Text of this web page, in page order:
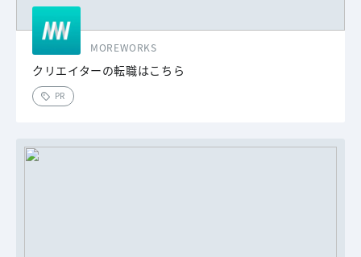
MOREWORKS
クリエイターの転職はこちら
PR